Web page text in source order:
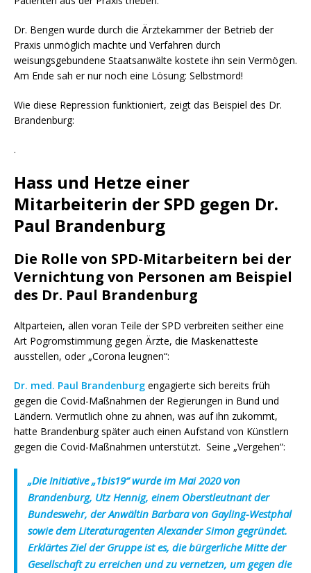
Dr. Bengen wurde durch die Ärztekammer der Betrieb der
Praxis unmöglich machte und Verfahren durch
weisungsgebundene Staatsanwälte kostete ihn sein Vermögen.
Am Ende sah er nur noch eine Lösung: Selbstmord!
Wie diese Repression funktioniert, zeigt das Beispiel des Dr.
Brandenburg:
.
Hass und Hetze einer
Mitarbeiterin der SPD gegen Dr.
Paul Brandenburg
Die Rolle von SPD-Mitarbeitern bei der
Vernichtung von Personen am Beispiel
des Dr. Paul Brandenburg
Altparteien, allen voran Teile der SPD verbreiten seither eine
Art Pogromstimmung gegen Ärzte, die Maskenatteste
ausstellen, oder „Corona leugnen“:
Dr. med. Paul Brandenburg engagierte sich bereits früh
gegen die Covid-Maßnahmen der Regierungen in Bund und
Ländern. Vermutlich ohne zu ahnen, was auf ihn zukommt,
hatte Brandenburg später auch einen Aufstand von Künstlern
gegen die Covid-Maßnahmen unterstützt. Seine „Vergehen“:
„Die Initiative „1bis19“ wurde im Mai 2020 von
Brandenburg, Utz Hennig, einem Oberstleutnant der
Bundeswehr, der Anwältin Barbara von Gayling-Westphal
sowie dem Literaturagenten Alexander Simon gegründet.
Erklärtes Ziel der Gruppe ist es, die bürgerliche Mitte der
Gesellschaft zu erreichen und zu vernetzen, um gegen die